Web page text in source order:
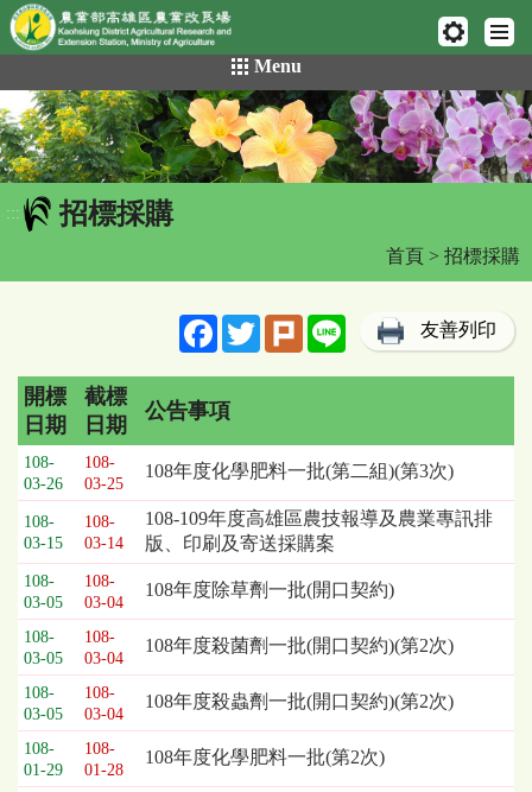
網頁置頂
到
主
要
內
容
區
Menu
::: 招標採購
首頁 > 招標採購
FacebookTwitterPlurk Line 友善列印
招
標
採
購
列
表，
欄
位
依
序
為：
開
標
日
開標
日期
截標
日期
公告事項
108-
03-26
108-
03-25
108年度化學肥料一批(第二組)(第3次)
108-
03-15
108-
03-14
108-109年度高雄區農技報導及農業專訊排
版、印刷及寄送採購案
108-
03-05
108-
03-04
108年度除草劑一批(開口契約)
108-
03-05
108-
03-04
108年度殺菌劑一批(開口契約)(第2次)
108-
03-05
108-
03-04
108年度殺蟲劑一批(開口契約)(第2次)
108-
01-29
108-
01-28
108年度化學肥料一批(第2次)